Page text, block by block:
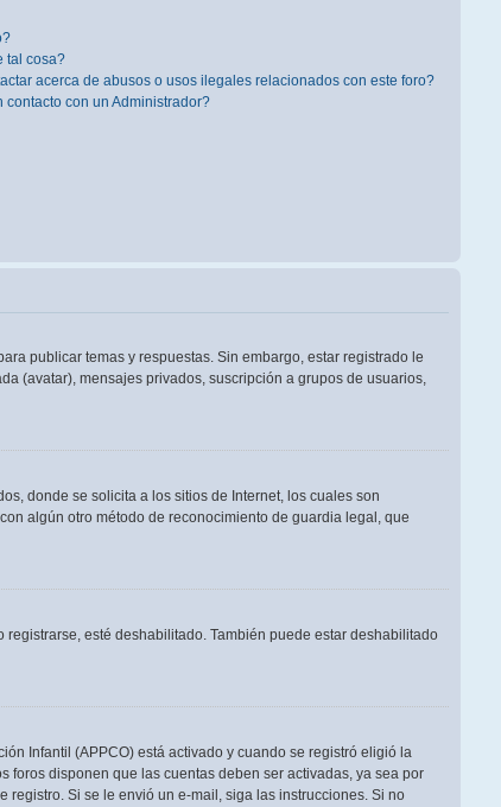
tal cosa?
acerca de abusos o usos ilegales relacionados con este foro?
con un Administrador?
publicar temas y respuestas. Sin embargo, estar registrado le
(avatar), mensajes privados, suscripción a grupos de usuarios,
donde se solicita a los sitios de Internet, los cuales son
algún otro método de reconocimiento de guardia legal, que
esté deshabilitado. También puede estar deshabilitado
Infantil (APPCO) está activado y cuando se registró eligió la
disponen que las cuentas deben ser activadas, ya sea por
Si se le envió un e-mail, siga las instrucciones. Si no